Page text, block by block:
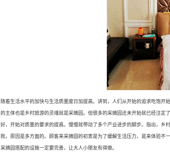
随着生活水平的加快与生活质量度日加提高。讲到，人们从开始的追求吃饱
的主体也是乡村旅游的灵魂就是采摘园。但很多的采摘园还未开始就已经注
好，开始对质量的要求的提高。慢慢就带动了多个产业进步的脚步。指出，
败。原因是多方面的。顾客来采摘园的初衷是为了缓解生活压力，是来体验
采摘园搭配的设施一定要完善，让大人小朋友有得做。